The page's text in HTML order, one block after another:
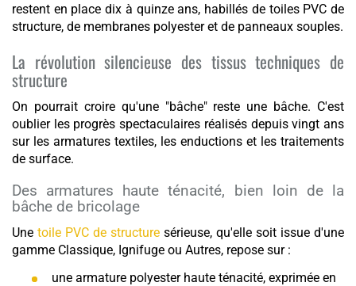
restent en place dix à quinze ans, habillés de toiles PVC de
structure, de membranes polyester et de panneaux souples.
La révolution silencieuse des tissus techniques de
structure
On pourrait croire qu'une "bâche" reste une bâche. C'est
oublier les progrès spectaculaires réalisés depuis vingt ans
sur les armatures textiles, les enductions et les traitements
de surface.
Des armatures haute ténacité, bien loin de la
bâche de bricolage
Une toile PVC de structure sérieuse, qu'elle soit issue d'une
gamme Classique, Ignifuge ou Autres, repose sur :
une armature polyester haute ténacité, exprimée en